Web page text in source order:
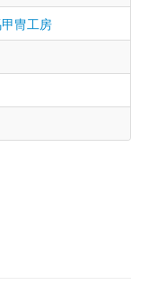
冑工房